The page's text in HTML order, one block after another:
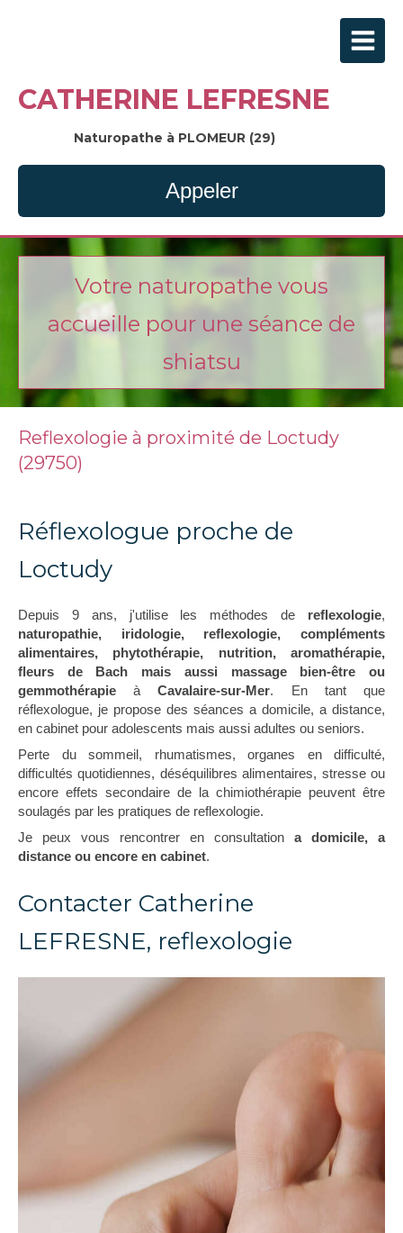
CATHERINE LEFRESNE
Naturopathe à PLOMEUR (29)
Appeler
Votre naturopathe vous
accueille pour une séance de
shiatsu
Reflexologie à proximité de Loctudy
(29750)
Réflexologue proche de
Loctudy
Depuis 9 ans, j'utilise les méthodes de reflexologie,
naturopathie, iridologie, reflexologie, compléments
alimentaires, phytothérapie, nutrition, aromathérapie,
fleurs de Bach mais aussi massage bien-être ou
gemmothérapie àCavalaire-sur-Mer. En tant que
réflexologue, je propose des séances a domicile, a distance,
en cabinet pour adolescents mais aussi adultes ou seniors.
Perte du sommeil, rhumatismes, organes en difficulté,
difficultés quotidiennes, déséquilibres alimentaires, stresse ou
encore effets secondaire de la chimiothérapie peuvent être
soulagés par les pratiques de reflexologie.
Je peux vous rencontrer en consultation a domicile, a
distance ou encore en cabinet.
Contacter Catherine
LEFRESNE, reflexologie